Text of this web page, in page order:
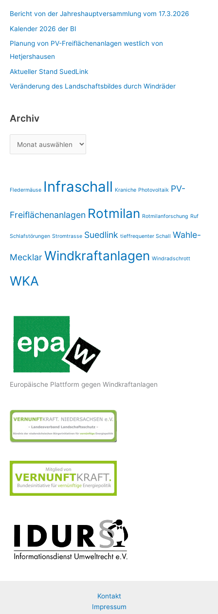
Bericht von der Jahreshauptversammlung vom 17.3.2026
Kalender 2026 der BI
Planung von PV-Freiflächenanlagen westlich von
Hetjershausen
Aktueller Stand SuedLink
Veränderung des Landschaftsbildes durch Windräder
Archiv
Fledermäuse Infraschall Kraniche Photovoltaik PV-
Freiflächenanlagen Rotmilan Rotmilanforschung Ruf
Schlafstörungen Stromtrasse Suedlink tieffrequenter Schall Wahle-
MecklarWindkraftanlagen Windradschrott
WKA
Europäische Plattform gegen Windkraftanlagen
Kontakt
Impressum